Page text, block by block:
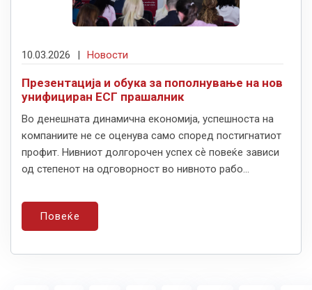
10.03.2026 | Новости
Презентација и обука за пополнување на нов
унифициран ЕСГ прашалник
Во денешната динамична економија, успешноста на
компаниите не се оценува само според постигнатиот
профит. Нивниот долгорочен успех сѐ повеќе зависи
од степенот на одговорност во нивното рабо...
Повеќе